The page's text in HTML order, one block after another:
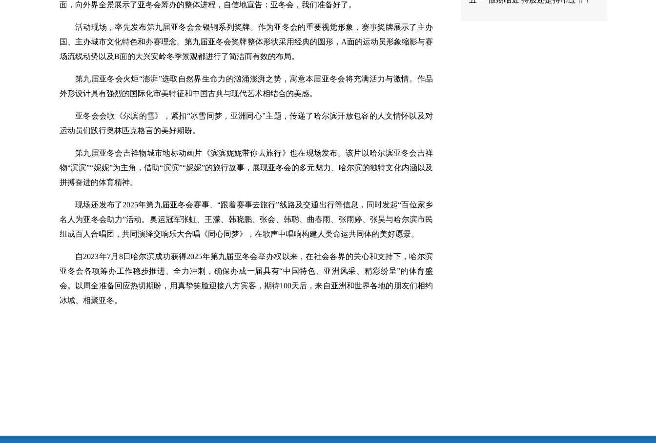
面，向外界全景展示了亚冬会筹办的整体进程，自信地宣告：亚冬会，我们准备好了。
活动现场，率先发布第九届亚冬会金银铜系列奖牌。作为亚冬会的重要视觉形象，赛事奖牌展示了主办
国、主办城市文化特色和办赛理念。第九届亚冬会奖牌整体形状采用经典的圆形，A面的运动员形象缩影与赛
场流线动势以及B面的大兴安岭冬季景观都进行了简洁而有效的布局。
第九届亚冬会火炬“澎湃”选取自然界生命力的汹涌澎湃之势，寓意本届亚冬会将充满活力与激情。作品
外形设计具有强烈的国际化审美特征和中国古典与现代艺术相结合的美感。
亚冬会会歌《尔滨的雪》，紧扣“冰雪同梦，亚洲同心”主题，传递了哈尔滨开放包容的人文情怀以及对
运动员们践行奥林匹克格言的美好期盼。
第九届亚冬会吉祥物城市地标动画片《滨滨妮妮带你去旅行》也在现场发布。该片以哈尔滨亚冬会吉祥
物“滨滨”“妮妮”为主角，借助“滨滨”“妮妮”的旅行故事，展现亚冬会的多元魅力、哈尔滨的独特文化内涵以及
拼搏奋进的体育精神。
现场还发布了2025年第九届亚冬会赛事、“跟着赛事去旅行”线路及交通出行等信息，同时发起“百位家乡
名人为亚冬会助力”活动。奥运冠军张虹、王濛、韩晓鹏、张会、韩聪、曲春雨、张雨婷、张昊与哈尔滨市民
组成百人合唱团，共同演绎交响乐大合唱《同心同梦》，在歌声中唱响构建人类命运共同体的美好愿景。
自2023年7月8日哈尔滨成功获得2025年第九届亚冬会举办权以来，在社会各界的关心和支持下，哈尔滨
亚冬会各项筹办工作稳步推进、全力冲刺，确保办成一届具有“中国特色、亚洲风采、精彩纷呈”的体育盛
会。以周全准备回应热切期盼，用真挚笑脸迎接八方宾客，期待100天后，来自亚洲和世界各地的朋友们相约
冰城、相聚亚冬。